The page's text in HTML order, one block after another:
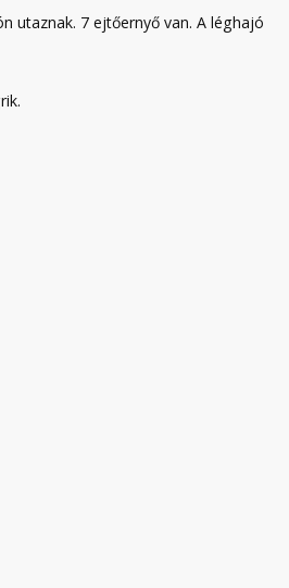
utaznak. 7 ejtőernyő van. A léghajó